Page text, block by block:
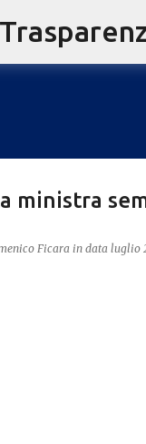
ministra
Ficara in data luglio